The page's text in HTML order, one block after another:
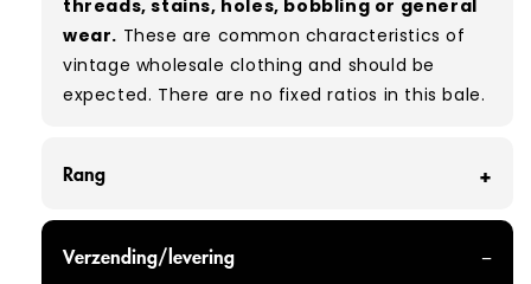
threads, stains, holes, bobbling or general
wear. These are common characteristics of
vintage wholesale clothing and should be
expected. There are no fixed ratios in this bale.
Rang
you can expect a mix of items in great and
Verzending/levering